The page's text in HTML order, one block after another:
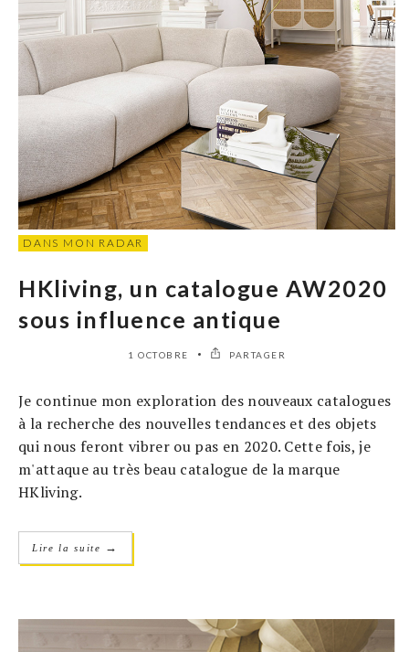
DANS MON RADAR
HKliving, un catalogue AW2020
sous influence antique
1 OCTOBRE PARTAGER
Je continue mon exploration des nouveaux catalogues
à la recherche des nouvelles tendances et des objets
qui nous feront vibrer ou pas en 2020. Cette fois, je
m'attaque au très beau catalogue de la marque
HKliving.
Lire la suite →